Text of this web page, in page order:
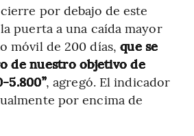
por debajo de este
puerta a una caída mayor
móvil de 200 días,que se
de nuestro objetivo de
5.800”, agregó. El indicador
por encima de